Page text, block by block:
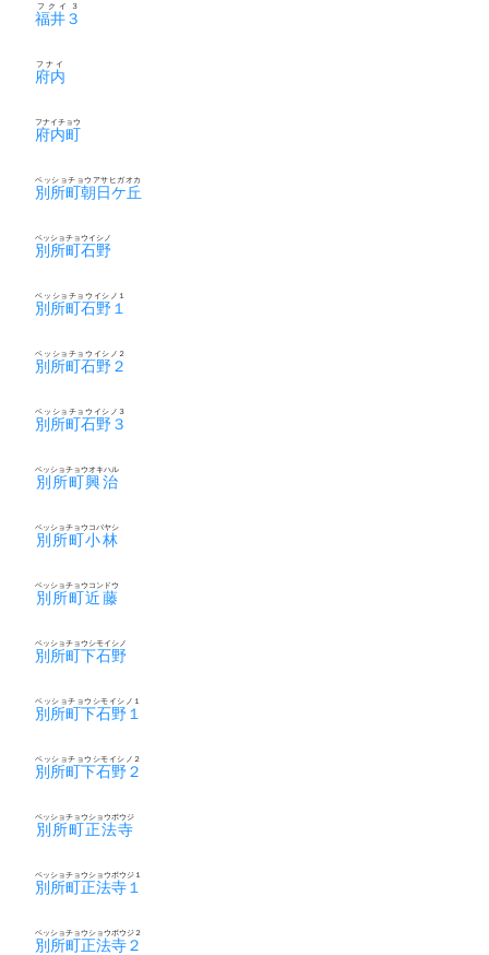
福井３
フクイ３
府内
フナイ
府内町
フナイチョウ
別所町朝日ケ丘
ベッショチョウアサヒガオカ
別所町石野
ベッショチョウイシノ
別所町石野１
ベッショチョウイシノ１
別所町石野２
ベッショチョウイシノ２
別所町石野３
ベッショチョウイシノ３
別所町興治
ベッショチョウオキハル
別所町小林
ベッショチョウコバヤシ
別所町近藤
ベッショチョウコンドウ
別所町下石野
ベッショチョウシモイシノ
別所町下石野１
ベッショチョウシモイシノ１
別所町下石野２
ベッショチョウシモイシノ２
別所町正法寺
ベッショチョウショウボウジ
別所町正法寺１
ベッショチョウショウボウジ１
別所町正法寺２
ベッショチョウショウボウジ２